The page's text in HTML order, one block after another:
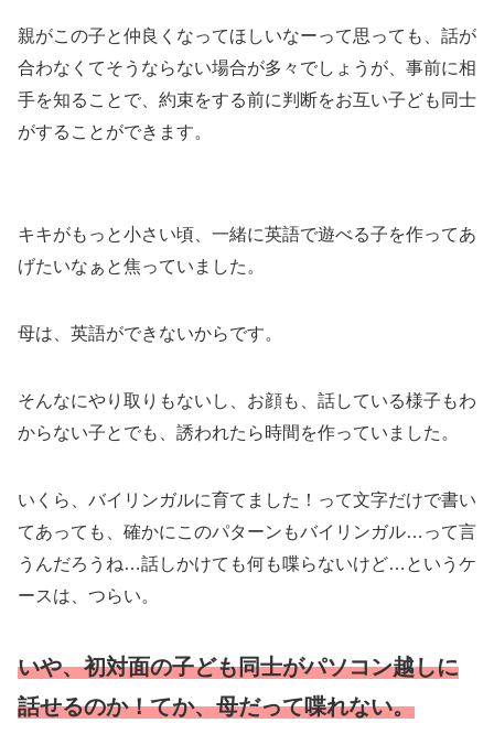
親がこの子と仲良くなってほしいなーって思っても、話が
合わなくてそうならない場合が多々でしょうが、事前に相
手を知ることで、約束をする前に判断をお互い子ども同士
がすることができます。
キキがもっと小さい頃、一緒に英語で遊べる子を作ってあ
げたいなぁと焦っていました。
母は、英語ができないからです。
そんなにやり取りもないし、お顔も、話している様子もわ
からない子とでも、誘われたら時間を作っていました。
いくら、バイリンガルに育てました！って文字だけで書い
てあっても、確かにこのパターンもバイリンガル…って言
うんだろうね…話しかけても何も喋らないけど…というケ
ースは、つらい。
いや、初対面の子ども同士がパソコン越しに
話せるのか！てか、母だって喋れない。